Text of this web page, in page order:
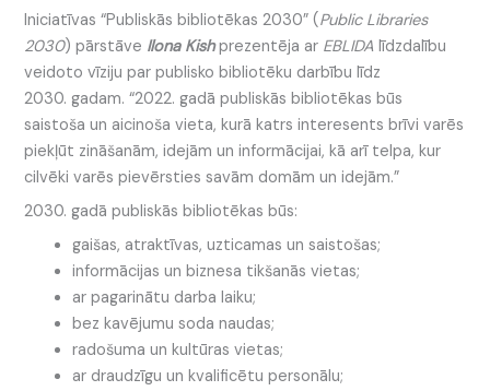
Iniciatīvas “Publiskās bibliotēkas 2030” (Public Libraries
2030) pārstāve Ilona Kishprezentēja ar EBLIDA līdzdalību
veidoto vīziju par publisko bibliotēku darbību līdz
2030. gadam. “2022. gadā publiskās bibliotēkas būs
saistoša un aicinoša vieta, kurā katrs interesents brīvi varēs
piekļūt zināšanām, idejām un informācijai, kā arī telpa, kur
cilvēki varēs pievērsties savām domām un idejām.”
2030. gadā publiskās bibliotēkas būs:
gaišas, atraktīvas, uzticamas un saistošas;
informācijas un biznesa tikšanās vietas;
ar pagarinātu darba laiku;
bez kavējumu soda naudas;
radošuma un kultūras vietas;
ar draudzīgu un kvalificētu personālu;